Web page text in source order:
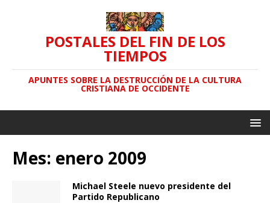
POSTALES DEL FIN DE LOS
TIEMPOS
APUNTES SOBRE LA DESTRUCCIÓN DE LA CULTURA
CRISTIANA DE OCCIDENTE
Mes: enero 2009
Michael Steele nuevo presidente del
Partido Republicano